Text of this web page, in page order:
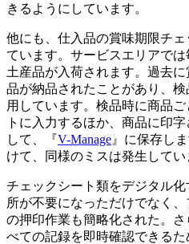
きるようにしています。
他にも、仕入品の賞味期限チ
ています。サービスエリアで
土産品が入荷されます。過去
品が納品されたことがあり、
用しています。検品時に商品
トに入力するほか、商品に印
して、『V-Manage 』に保存し
けて、同様のミスは発生してい
チェックシート類をデジタル
所が不要になっただけでなく
の押印作業も簡略化された。
べての記録を即時確認できる